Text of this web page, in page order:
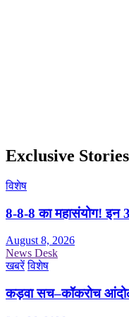
Exclusive Stories
विशेष
8-8-8 का महासंयोग! इन
August 8, 2026
News Desk
खबरें विशेष
कड़वा सच–कॉकरोच